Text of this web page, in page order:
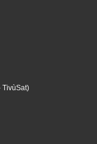
TivùSat)